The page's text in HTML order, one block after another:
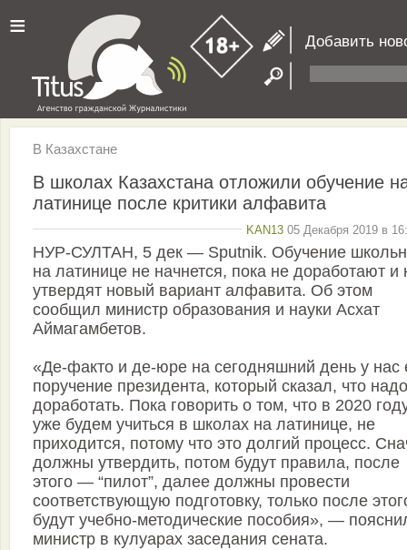
≡ Добавить
В Казахстане
В школах Казахстана отложили обучение
латинице после критики алфавита
KAN13 05 Декабря 2019 в
НУР-СУЛТАН, 5 дек — Sputnik. Обучение
на латинице не начнется, пока не доработают и
утвердят новый вариант алфавита. Об этом
сообщил министр образования и науки Асхат
Аймагамбетов.
«Де-факто и де-юре на сегодняшний день у нас
поручение президента, который сказал, что надо
доработать. Пока говорить о том, что в 2020
уже будем учиться в школах на латинице, не
приходится, потому что это долгий процесс.
должны утвердить, потом будут правила, после
этого — “пилот”, далее должны провести
соответствующую подготовку, только после
будут учебно-методические пособия», —
министр в кулуарах заседания сената.